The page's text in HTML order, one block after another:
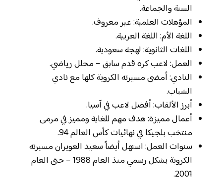
السنة والجماعة.
المؤهلات العلمية: غير معروف.
اللغة الأم: اللغة العربية.
اللغات الثانوية: لهجة سعودية.
العمل: لاعب كرة قدم سابق – محلل رياضي.
النادي: أمضى مسيرته الكروية كلها مع نادي
الشباب.
أبرز الألقاب: أفضل لاعب في آسيا.
أعمال مميزة: هدف مهم للغاية ومميز في مرمى
منتخب بلجيكا في نهائيات كأس العالم 94.
سنوات العمل: استهل أيضاً سعيد العويران مسيرته
الكروية بشكل رسمي منذ العام 1988 – حتى العام
2001.